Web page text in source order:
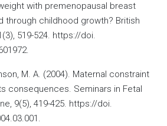
with premenopausal breast
through childhood growth? British
519-524. https://doi.
M. A. (2004). Maternal constraint
consequences. Seminars in Fetal
9(5), 419-425. https://doi.